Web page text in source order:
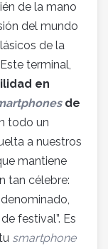
de la mano
del mundo
de la
terminal,
en
de
todo un
a nuestros
mantiene
tan célebre:
festival”. Es
smartphone